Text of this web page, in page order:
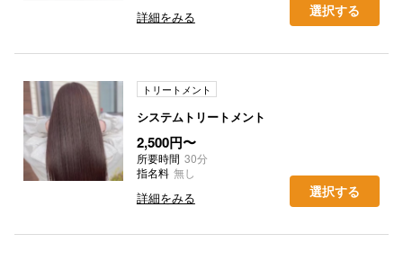
詳細をみる 選択する
トリートメント
システムトリートメント
2,500円〜
所要時間 30分
指名料 無し
詳細をみる 選択する